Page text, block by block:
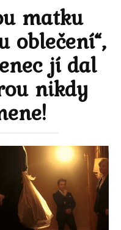
matku
oblečení“,
jí dal
nikdy